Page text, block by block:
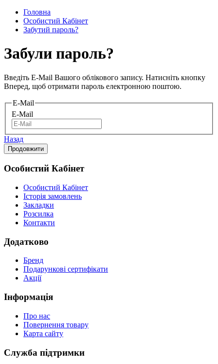
Головна
Особистий Кабінет
Забутий пароль?
Забули пароль?
Введіть E-Mail Вашого облікового запису. Натисніть кнопку
Вперед, щоб отримати пароль електронною поштою.
E-Mail
E-Mail
Назад
Особистий Кабінет
Особистий Кабінет
Історія замовлень
Закладки
Розсилка
Контакти
Додатково
Бренд
Подарункові сертифікати
Акції
Інформація
Про нас
Повернення товару
Карта сайту
Служба підтримки